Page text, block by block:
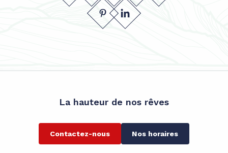
La hauteur de nos rêves
Contactez-nous Nos horaires